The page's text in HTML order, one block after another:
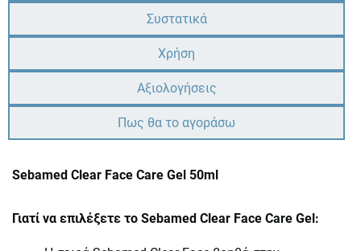
Συστατικά
Χρήση
Αξιολογήσεις
Πως θα το αγοράσω
Sebamed Clear Face Care Gel 50ml
Γιατί να επιλέξετε το Sebamed Clear Face Care Gel: